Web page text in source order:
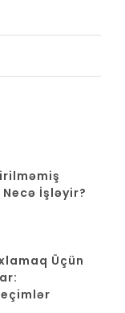
İşləyir?
Üçün